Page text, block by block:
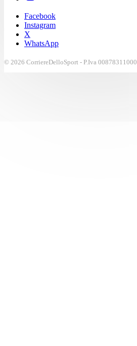
Facebook
Instagram
X
WhatsApp
© 2026 CorriereDelloSport - P.Iva 00878311000